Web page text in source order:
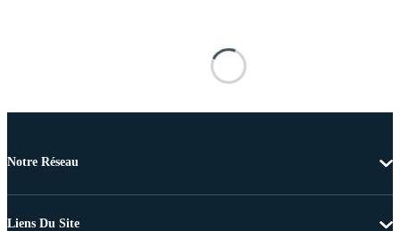
Notre Réseau
Liens Du Site